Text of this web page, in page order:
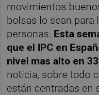
movimientos
bolsas lo sean para
personas. Esta
que el IPC en
nivel mas alto en
noticia, sobre todo
están centradas en